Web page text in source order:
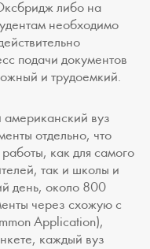
либо на
необходимо
подачи документов
и трудоемкий.
вуз
отдельно, что
как для самого
так и школы и
день, около 800
через схожую с
Application),
каждый вуз